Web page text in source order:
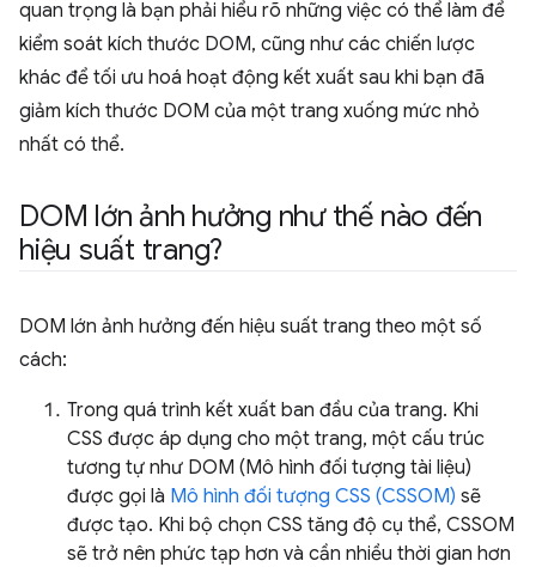
quan trọng là bạn phải hiểu rõ những việc có thể làm để
kiểm soát kích thước DOM, cũng như các chiến lược
khác để tối ưu hoá hoạt động kết xuất sau khi bạn đã
giảm kích thước DOM của một trang xuống mức nhỏ
nhất có thể.
DOM lớn ảnh hưởng như thế nào đến
hiệu suất trang?
DOM lớn ảnh hưởng đến hiệu suất trang theo một số
cách:
Trong quá trình kết xuất ban đầu của trang. Khi
CSS được áp dụng cho một trang, một cấu trúc
tương tự như DOM (Mô hình đối tượng tài liệu)
được gọi là Mô hình đối tượng CSS (CSSOM) sẽ
được tạo. Khi bộ chọn CSS tăng độ cụ thể, CSSOM
sẽ trở nên phức tạp hơn và cần nhiều thời gian hơn